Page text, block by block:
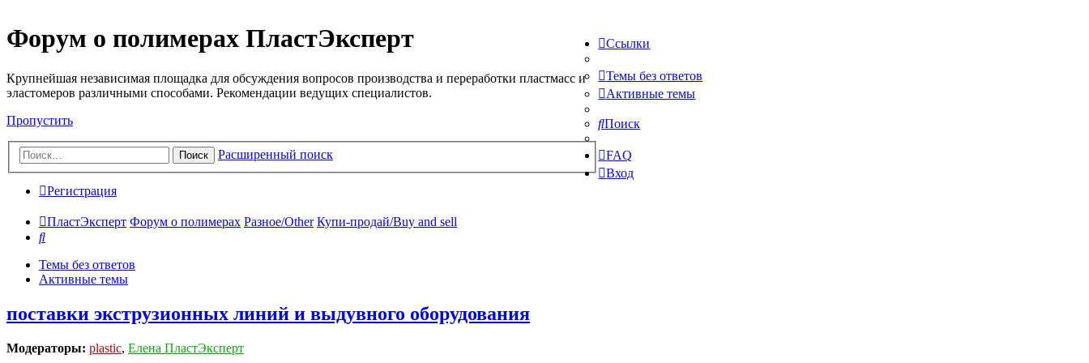
Форум о полимерах ПластЭксперт
Крупнейшая независимая площадка для обсуждения вопросов производства и переработки пластмасс и
эластомеров различными способами. Рекомендации ведущих специалистов.
Пропустить
Поиск Расширенный поиск
Ссылки
Темы без ответов
Активные темы
Поиск
FAQ
Вход
Регистрация
ПластЭксперт Форум о полимерах Разное/Other Купи-продай/Buy and sell
Поиск
Темы без ответов
Активные темы
поставки экструзионных линий и выдувного оборудования
Модераторы: plastic, Елена ПластЭксперт